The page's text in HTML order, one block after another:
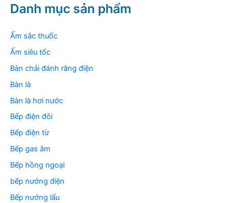
k
i
m
Danh mục sản phẩm
Ấm sắc thuốc
Ấm siêu tốc
Bàn chải đánh răng điện
Bàn là
Bàn là hơi nước
Bếp điện đôi
Bếp điện từ
Bếp gas âm
Bếp hồng ngoại
bếp nướng điện
Bếp nướng lẩu